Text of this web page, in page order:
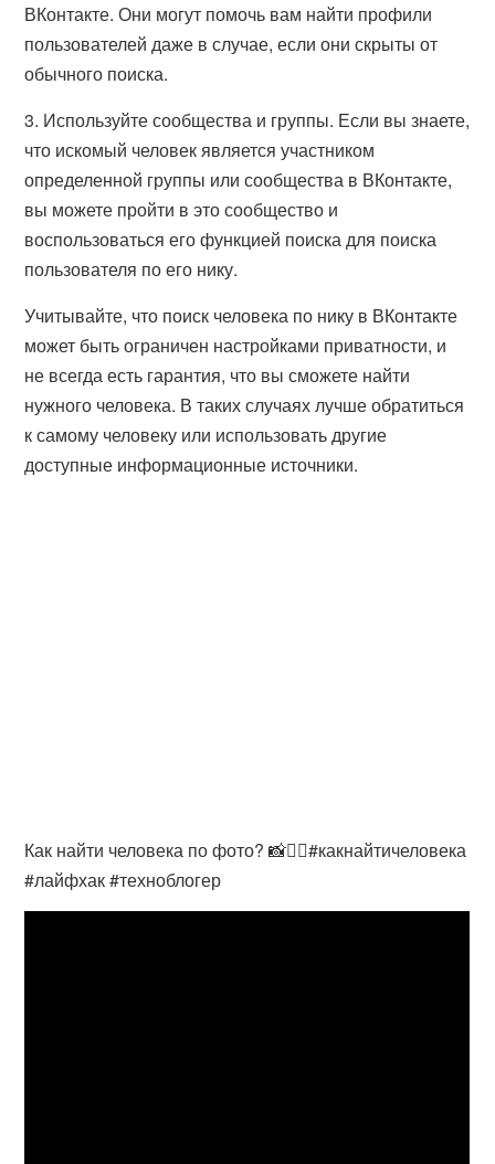
ВКонтакте. Они могут помочь вам найти профили
пользователей даже в случае, если они скрыты от
обычного поиска.
3. Используйте сообщества и группы. Если вы знаете,
что искомый человек является участником
определенной группы или сообщества в ВКонтакте,
вы можете пройти в это сообщество и
воспользоваться его функцией поиска для поиска
пользователя по его нику.
Учитывайте, что поиск человека по нику в ВКонтакте
может быть ограничен настройками приватности, и
не всегда есть гарантия, что вы сможете найти
нужного человека. В таких случаях лучше обратиться
к самому человеку или использовать другие
доступные информационные источники.
Как найти человека по фото? 📸🧍‍♀#какнайтичеловека
#лайфхак #техноблогер